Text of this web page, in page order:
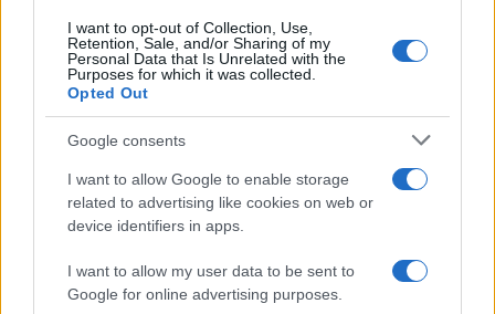
I want to opt-out of Collection, Use,
Retention, Sale, and/or Sharing of my
Personal Data that Is Unrelated with the
Purposes for which it was collected.
Opted Out
Google consents
I want to allow Google to enable storage
related to advertising like cookies on web or
device identifiers in apps.
I want to allow my user data to be sent to
Google for online advertising purposes.
su ih lako uočili su intuitivne osobe i duboki
mislioci.
Uočavanje dupina zahtijeva drugačiji tip
razmišljanja. Da biste ga vidjeli, vi morate gotovo
opustiti oči. To ukazuje na kreativan, izražajan način
razmišljanja, što se pripisuje funkcijama desne
strane mozga. Uočavanje medvjeda zahtijeva
neće zarobiti detalji. Dakle, što znači ako ste
uspjeli pronaći svih sedam životinja? Što ste više